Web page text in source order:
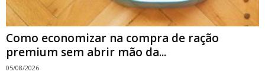
Como economizar na compra de ração
premium sem abrir mão da...
05/08/2026